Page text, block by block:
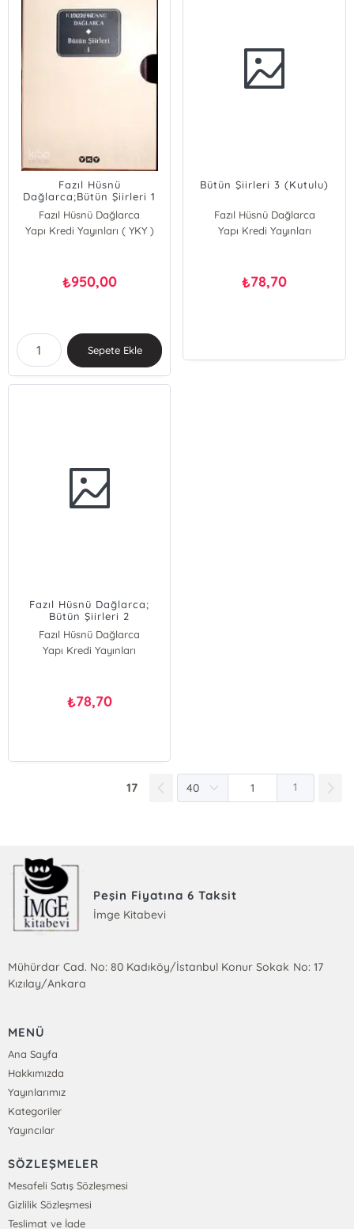
Fazıl Hüsnü
Dağlarca;Bütün Şiirleri 1
Fazıl Hüsnü Dağlarca
Yapı Kredi Yayınları ( YKY )
₺950,00
Sepete Ekle
Bütün Şiirleri 3 (Kutulu)
Fazıl Hüsnü Dağlarca
Yapı Kredi Yayınları
₺78,70
Fazıl Hüsnü Dağlarca;
Bütün Şiirleri 2
Fazıl Hüsnü Dağlarca
Yapı Kredi Yayınları
₺78,70
17 1
Peşin Fiyatına 6 Taksit
İmge Kitabevi
Mühürdar Cad. No: 80 Kadıköy/İstanbul Konur Sokak No: 17
Kızılay/Ankara
MENÜ
Ana Sayfa
Hakkımızda
Yayınlarımız
Kategoriler
Yayıncılar
SÖZLEŞMELER
Mesafeli Satış Sözleşmesi
Gizlilik Sözleşmesi
Teslimat ve İade